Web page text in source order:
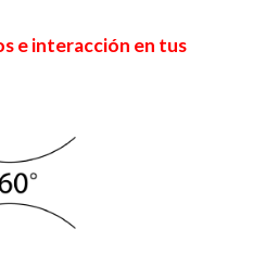
e interacción en tus